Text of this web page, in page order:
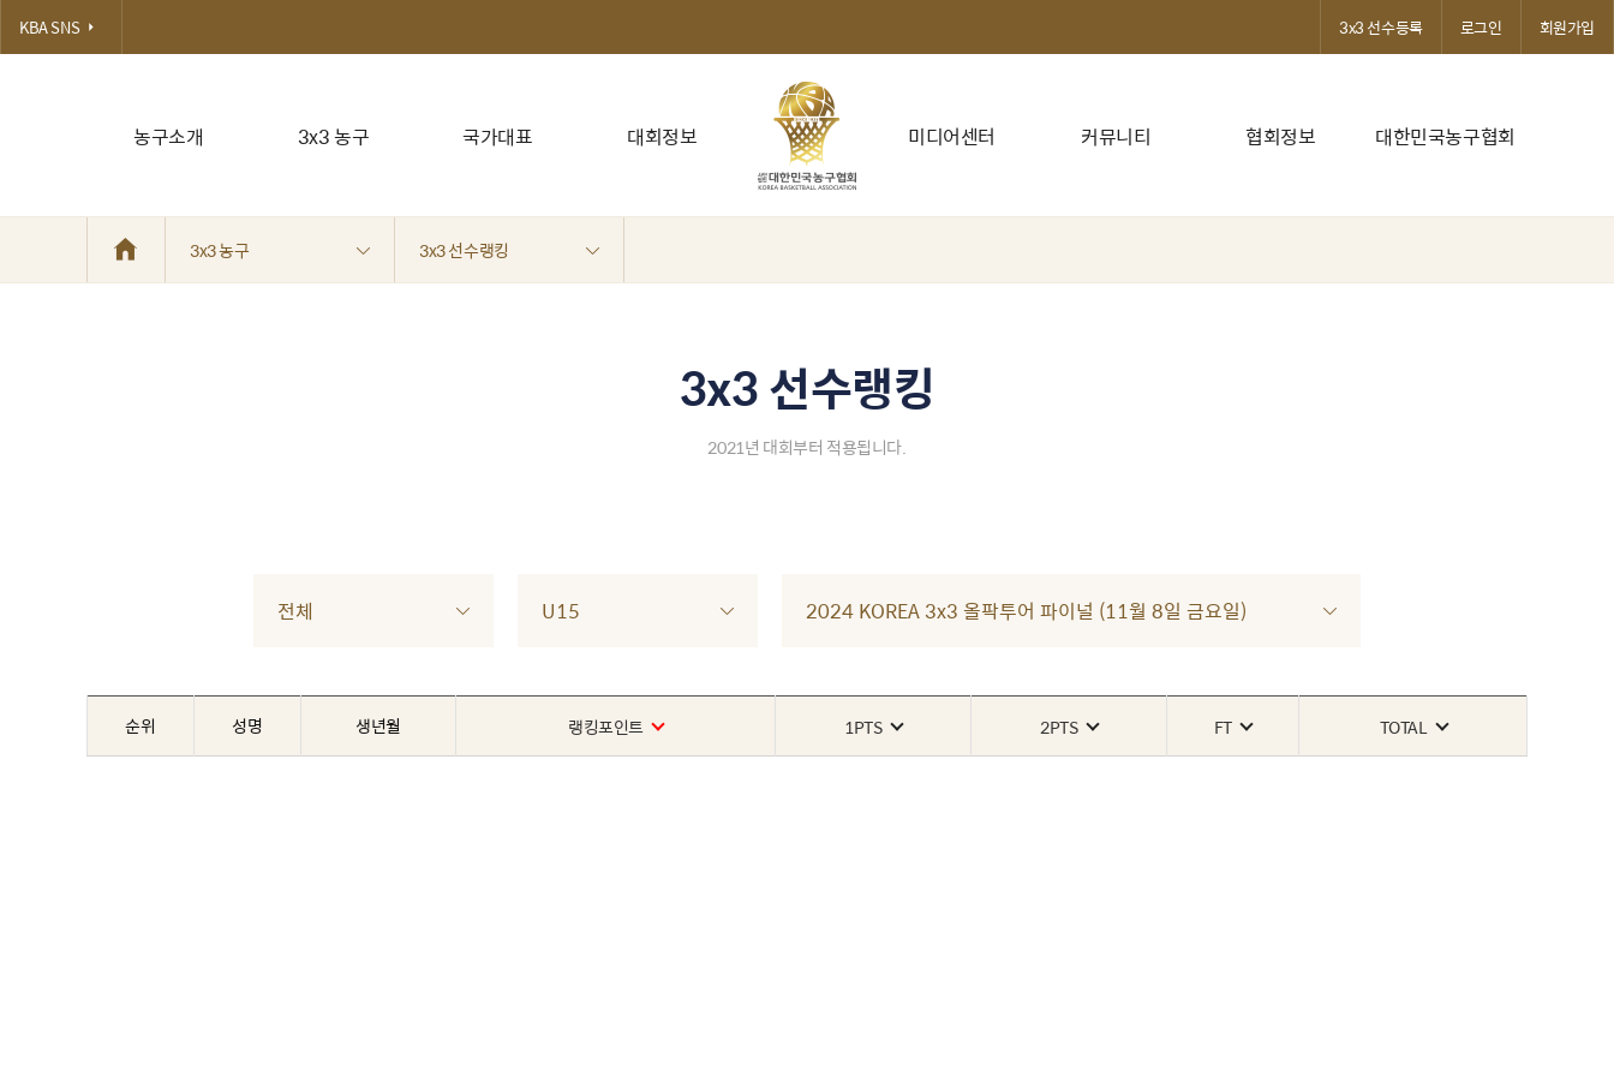
농구소개 3x3 농구 국가대표 대회정보 미디어센터 커뮤니티 협회정보 대한민국농구협회
KBA SNS 3x3 선수등록 로그인 회원가입
3x3 농구 3x3 선수랭킹
3x3 선수랭킹
2021년 대회부터 적용됩니다.
전체 U15 2024 KOREA 3x3 올팍투어 파이널 (11월 8일 금요일)
순위 성명 생년월 랭킹포인트 1PTS 2PTS FT TOTAL